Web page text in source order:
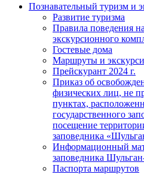
Познавательный туризм и
Развитие туризма
Правила поведения
экскурсионного
Гостевые дома
Маршруты и
Прейскурант 2024 г.
Приказ об
физических лиц, не
пунктах,
государственного
посещение
заповедника
Информационный
заповедника
Паспорта маршрутов